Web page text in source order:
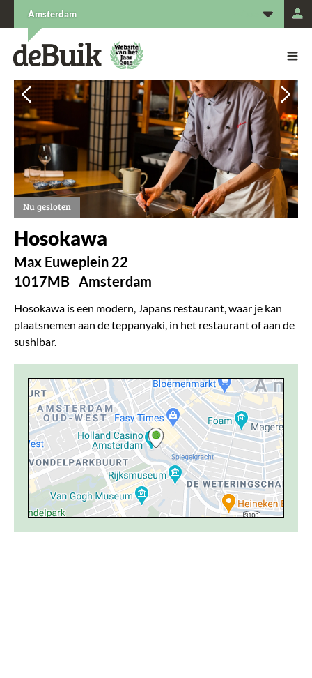
Vorige
Vorige
Nu gesloten
Hosokawa
Max Euweplein 22
1017MB Amsterdam
Hosokawa is een modern, Japans restaurant, waar je kan
plaatsnemen aan de teppanyaki, in het restaurant of aan de
sushibar.
Amsterdam
De Buik van {city: city}
De Buik